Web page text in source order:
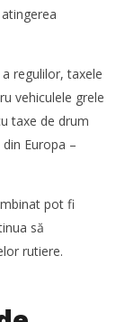
de
septembrie
regulilor, taxele
vehiculele grele
taxe de drum
Europa –
pot fi
să
rutiere.